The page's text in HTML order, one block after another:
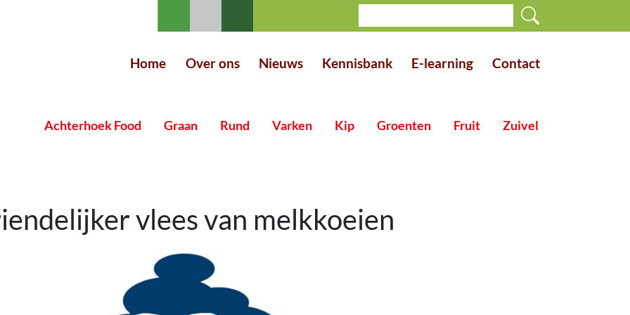
Home Over ons Nieuws Kennisbank E-learning Contact
Achterhoek Food Graan Rund Varken Kip Groenten Fruit Zuivel
vlees van melkkoeien